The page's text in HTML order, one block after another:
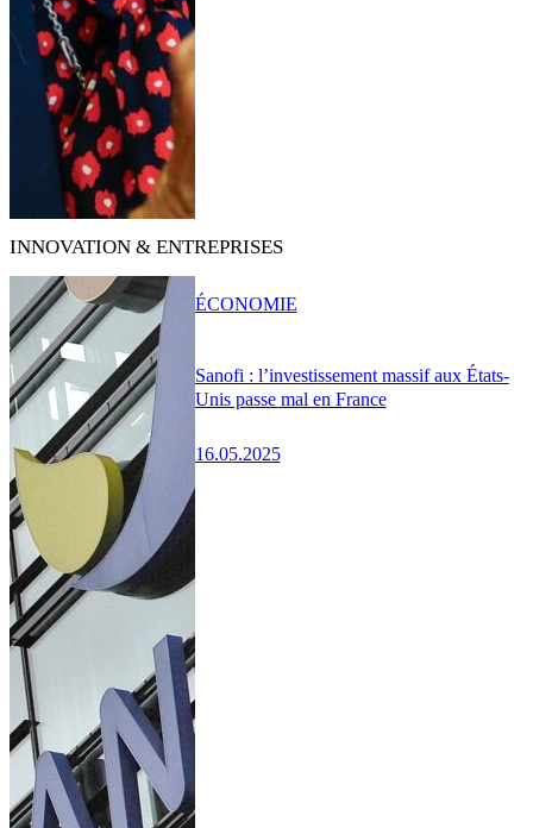
INNOVATION & ENTREPRISES
Sanofi : l’investissement massif aux États-
Unis passe mal en France
16.05.2025
ÉCONOMIE